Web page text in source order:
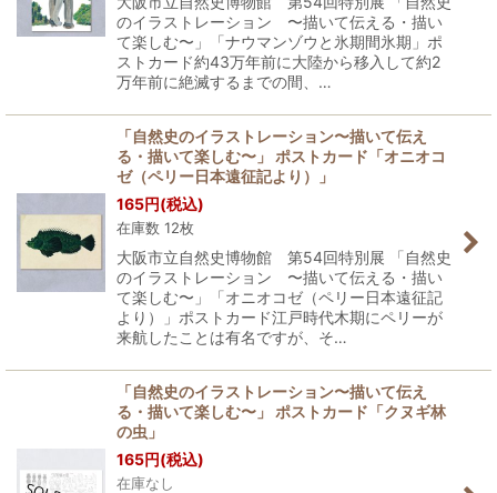
のイラストレーション 〜描いて伝える・描い
て楽しむ〜」「ナウマンゾウと氷期間氷期」ポ
ストカード約43万年前に大陸から移入して約2
万年前に絶滅するまでの間、…
「自然史のイラストレーション〜描いて伝え
る・描いて楽しむ〜」 ポストカード「オニオコ
ゼ（ペリー日本遠征記より）」
165円(税込)
在庫数 12枚
大阪市立自然史博物館 第54回特別展 「自然史
のイラストレーション 〜描いて伝える・描い
て楽しむ〜」「オニオコゼ（ペリー日本遠征記
より）」ポストカード江戸時代木期にペリーが
来航したことは有名ですが、そ…
「自然史のイラストレーション〜描いて伝え
る・描いて楽しむ〜」 ポストカード「クヌギ林
の虫」
165円(税込)
在庫なし